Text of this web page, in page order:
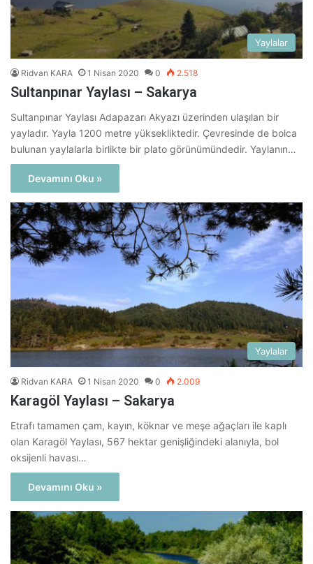
Yaylalar
Ridvan KARA 1 Nisan 2020 0 2.518
Sultanpınar Yaylası – Sakarya
Sultanpınar Yaylası Adapazarı Akyazı üzerinden ulaşılan bir
yayladır. Yayla 1200 metre yüksekliktedir. Çevresinde de bolca
bulunan yaylalarla birlikte bir plato görünümündedir. Yaylanın…
Devamını Oku »
Yaylalar
Ridvan KARA 1 Nisan 2020 0 2.009
Karagöl Yaylası – Sakarya
Etrafı tamamen çam, kayın, köknar ve meşe ağaçları ile kaplı
olan Karagöl Yaylası, 567 hektar genişliğindeki alanıyla, bol
oksijenli havası…
Devamını Oku »